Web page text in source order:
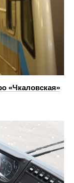
«Чкаловская»